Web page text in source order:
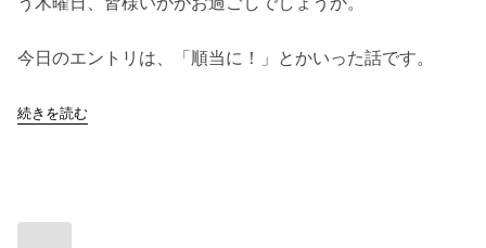
今日のエントリは、「順当に！」とかいった話です。
続きを読む